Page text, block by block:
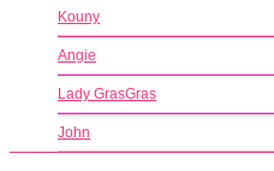
Kouny
Angie
Lady GrasGras
John